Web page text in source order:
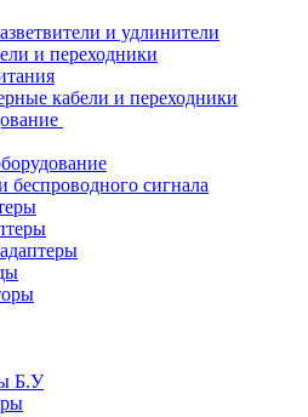
и удлинители
и переходники
кабели и переходники
беспроводного сигнала
Б.У